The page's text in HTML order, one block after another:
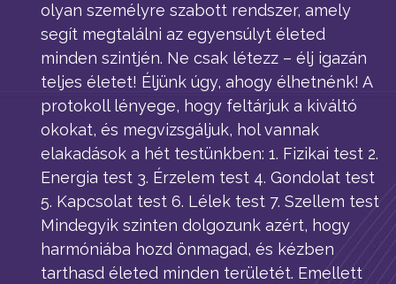
olyan személyre szabott rendszer, amely
segít megtalálni az egyensúlyt életed
minden szintjén. Ne csak létezz – élj igazán
teljes életet! Éljünk úgy, ahogy élhetnénk! A
protokoll lényege, hogy feltárjuk a kiváltó
okokat, és megvizsgáljuk, hol vannak
elakadások a hét testünkben: 1. Fizikai test 2.
Energia test 3. Érzelem test 4. Gondolat test
5. Kapcsolat test 6. Lélek test 7. Szellem test
Mindegyik szinten dolgozunk azért, hogy
harmóniába hozd önmagad, és kézben
tarthasd életed minden területét. Emellett